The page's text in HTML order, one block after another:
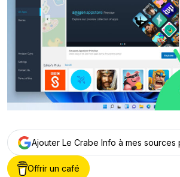
Ajouter Le Crabe Info à mes sources
Offrir un café